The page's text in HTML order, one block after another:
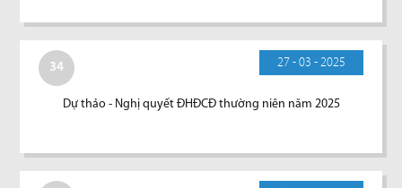
34 27 - 03 - 2025
Dự thảo - Nghị quyết ĐHĐCĐ thường niên năm 2025